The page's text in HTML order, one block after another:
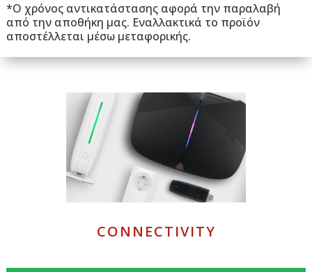
*Ο χρόνος αντικατάστασης αφορά την παραλαβή
από την αποθήκη μας. Εναλλακτικά το προϊόν
αποστέλλεται μέσω μεταφορικής.
CONNECTIVITY